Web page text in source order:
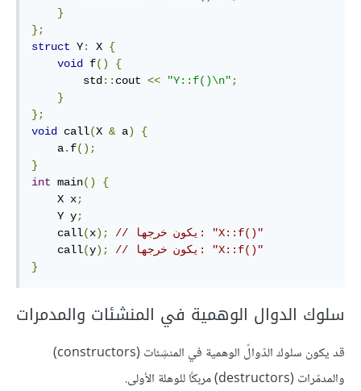
}
};
struct Y: X {
void f()
{
        std
:: cout << "Y::f()\n";
}
};
void call(X & a)
{
    a
. f();
}
int main()
{
    X x
;
    Y y
;
    call
(x);
// يكون خرجها: "X::f()"
    call
(y);
// يكون خرجها: "X::f()"
}
سلوك الدوال الوهمية في المنشئات والمدمرات
قد يكون سلوك الدّوالّ الوهمية في المنشِئات (constructors)
والمدمّرات (destructors) مربكًا للوهلة الأولى.